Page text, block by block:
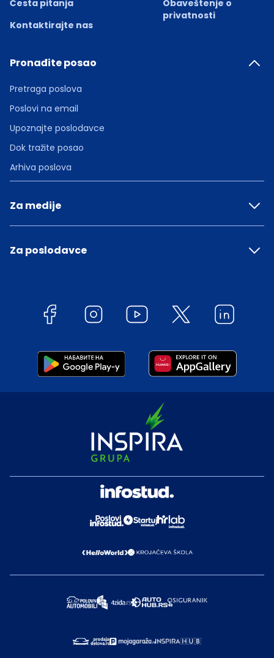
Česta pitanja
Kontaktirajte nas
Obaveštenje o
privatnosti
Pronađite posao
Pretraga poslova
Poslovi na email
Upoznajte poslodavce
Dok tražite posao
Arhiva poslova
Za medije
Za poslodavce